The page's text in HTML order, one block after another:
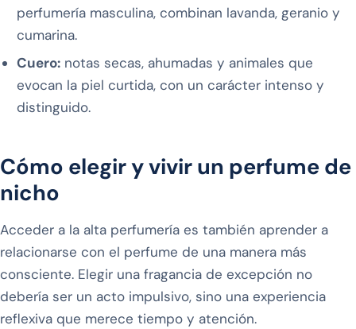
perfumería masculina, combinan lavanda, geranio y
cumarina.
Cuero:notas secas, ahumadas y animales que
evocan la piel curtida, con un carácter intenso y
distinguido.
Cómo elegir y vivir un perfume de
nicho
Acceder a la alta perfumería es también aprender a
relacionarse con el perfume de una manera más
consciente. Elegir una fragancia de excepción no
debería ser un acto impulsivo, sino una experiencia
reflexiva que merece tiempo y atención.